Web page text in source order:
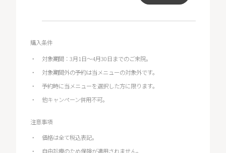
購入条件
対象期間：3月1日～4月30日までのご来院。
対象期間外の予約は当メニューの対象外です。
予約時に当メニューを選択した方に限ります。
他キャンペーン併用不可。
注意事項
価格は全て税込表記。
自由診療のため保険が適用されません。